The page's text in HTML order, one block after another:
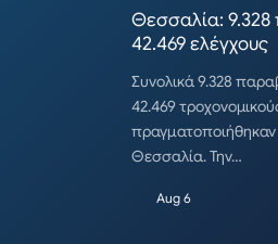
Θεσσαλία:
42.469 ελέγχους
Συνολικά 9.328
42.469
πραγματοποιήθηκαν
Θεσσαλία. Την…
Aug 6